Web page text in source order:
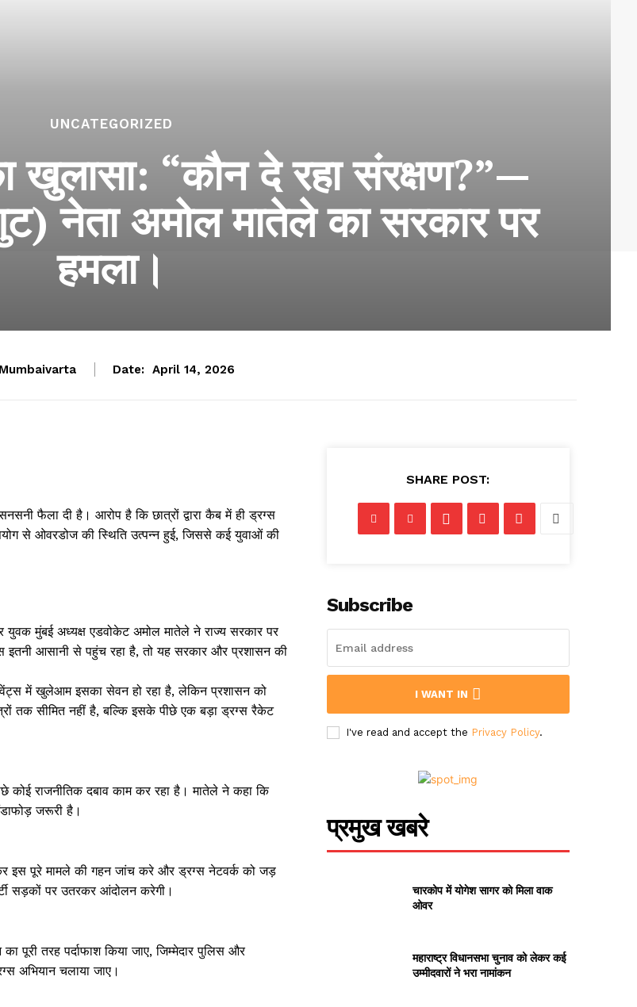
UNCATEGORIZED
खुलासा: “कौन दे रहा संरक्षण?”—
नेता अमोल मातेले का सरकार पर
हमला।
Mumbaivarta Date: April 14, 2026
फैला दी है। आरोप है कि छात्रों द्वारा कैब में ही ड्रग्स
से ओवरडोज की स्थिति उत्पन्न हुई, जिससे कई युवाओं की
युवक मुंबई अध्यक्ष एडवोकेट अमोल मातेले ने राज्य सरकार पर
इतनी आसानी से पहुंच रहा है, तो यह सरकार और प्रशासन की
में खुलेआम इसका सेवन हो रहा है, लेकिन प्रशासन को
तक सीमित नहीं है, बल्कि इसके पीछे एक बड़ा ड्रग्स रैकेट
कोई राजनीतिक दबाव काम कर रहा है। मातेले ने कहा कि
जरूरी है।
इस पूरे मामले की गहन जांच करे और ड्रग्स नेटवर्क को जड़
सड़कों पर उतरकर आंदोलन करेगी।
पूरी तरह पर्दाफाश किया जाए, जिम्मेदार पुलिस और
अभियान चलाया जाए।
SHARE POST:
Subscribe
I WANT IN
I've read and accept the Privacy Policy.
प्रमुख खबरे
चारकोप में योगेश सागर को मिला वाक
ओवर
महाराष्ट्र विधानसभा चुनाव को लेकर कई
उम्मीदवारों ने भरा नामांकन